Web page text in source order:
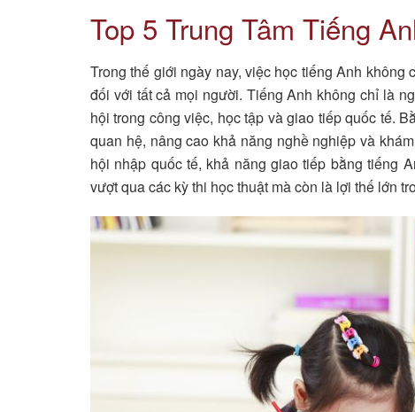
Top 5 Trung Tâm Tiếng
Trong thế giới ngày nay, việc học tiếng Anh
đối với tất cả mọi người. Tiếng Anh không chỉ là
hội trong công việc, học tập và giao tiếp quốc tế.
quan hệ, nâng cao khả năng nghề nghiệp và
hội nhập quốc tế, khả năng giao tiếp bằng tiếng
vượt qua các kỳ thi học thuật mà còn là lợi thế lớn